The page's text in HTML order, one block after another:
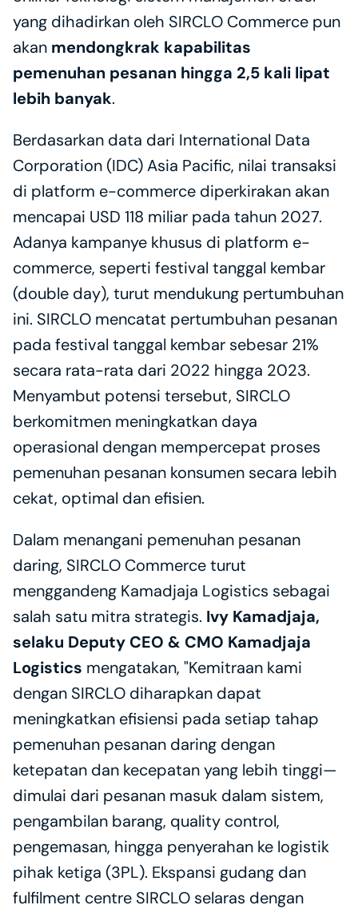
yang dihadirkan oleh SIRCLO Commerce pun
akan mendongkrak kapabilitas
pemenuhan pesanan hingga 2,5 kali lipat
lebih banyak.
Berdasarkan data dari International Data
Corporation (IDC) Asia Pacific, nilai transaksi
di platform e-commerce diperkirakan akan
mencapai USD 118 miliar pada tahun 2027.
Adanya kampanye khusus di platform e-
commerce, seperti festival tanggal kembar
(double day), turut mendukung pertumbuhan
ini. SIRCLO mencatat pertumbuhan pesanan
pada festival tanggal kembar sebesar 21%
secara rata-rata dari 2022 hingga 2023.
Menyambut potensi tersebut, SIRCLO
berkomitmen meningkatkan daya
operasional dengan mempercepat proses
pemenuhan pesanan konsumen secara lebih
cekat, optimal dan efisien.
Dalam menangani pemenuhan pesanan
daring, SIRCLO Commerce turut
menggandeng Kamadjaja Logistics sebagai
salah satu mitra strategis. Ivy Kamadjaja,
selaku Deputy CEO & CMO Kamadjaja
Logistics mengatakan, "Kemitraan kami
dengan SIRCLO diharapkan dapat
meningkatkan efisiensi pada setiap tahap
pemenuhan pesanan daring dengan
ketepatan dan kecepatan yang lebih tinggi—
dimulai dari pesanan masuk dalam sistem,
pengambilan barang, quality control,
pengemasan, hingga penyerahan ke logistik
pihak ketiga (3PL). Ekspansi gudang dan
fulfilment centre SIRCLO selaras dengan